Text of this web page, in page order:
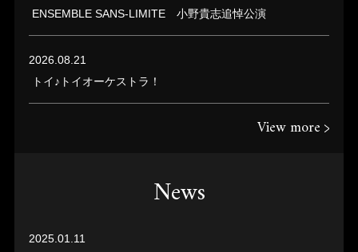
ENSEMBLE SANS-LIMITE 小野貴志追悼公演
2026.08.21
トイ♪トイオーケストラ！
View more
News
2025.01.11